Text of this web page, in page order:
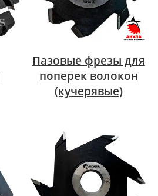
Пазовые фрезы для
поперек волокон
(кучерявые)